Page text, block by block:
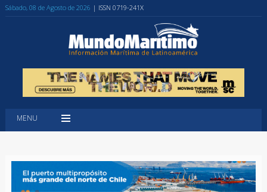
Sábado, 08 de Agosto de 2026 | ISSN 0719-241X
MENU